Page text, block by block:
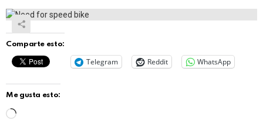
Comparte esto:
Telegram Reddit WhatsApp
Me gusta esto: